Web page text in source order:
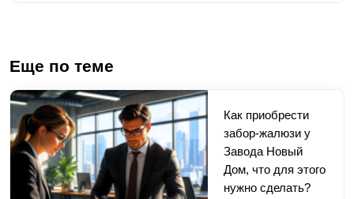
Еще по теме
Как приобрести
забор-жалюзи у
Завода Новый
Дом, что для этого
нужно сделать?